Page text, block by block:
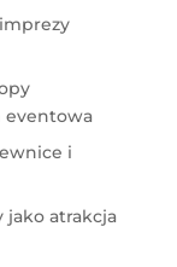
eventowa
i
jako atrakcja